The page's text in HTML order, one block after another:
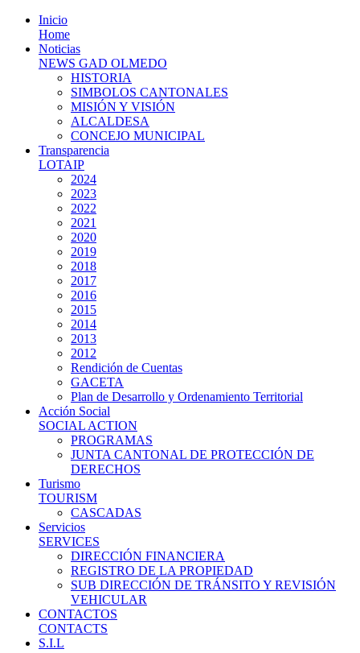
Inicio
Home
Noticias
NEWS GAD OLMEDO
HISTORIA
SIMBOLOS CANTONALES
MISIÓN Y VISIÓN
ALCALDESA
CONCEJO MUNICIPAL
Transparencia
LOTAIP
2024
2023
2022
2021
2020
2019
2018
2017
2016
2015
2014
2013
2012
Rendición de Cuentas
GACETA
Plan de Desarrollo y Ordenamiento Territorial
Acción Social
SOCIAL ACTION
PROGRAMAS
JUNTA CANTONAL DE PROTECCIÓN DE
DERECHOS
Turismo
TOURISM
CASCADAS
Servicios
SERVICES
DIRECCIÓN FINANCIERA
REGISTRO DE LA PROPIEDAD
SUB DIRECCIÓN DE TRÁNSITO Y REVISIÓN
VEHICULAR
CONTACTOS
CONTACTS
S.I.L